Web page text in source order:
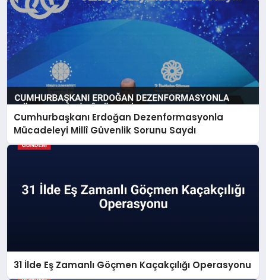
Cumhurbaşkanı Erdoğan Dezenformasyonla
Mücadeleyi Millî Güvenlik Sorunu Saydı
31 İlde Eş Zamanlı Göçmen Kaçakçılığı Operasyonu